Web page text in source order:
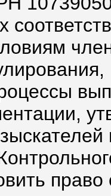
право